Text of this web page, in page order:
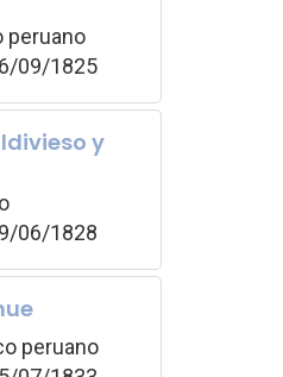
peruano
09/1825
y
06/1828
peruano